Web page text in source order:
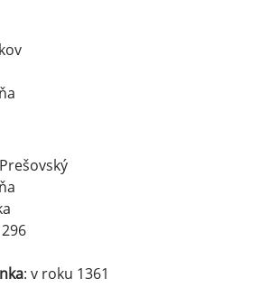
: v roku 1361